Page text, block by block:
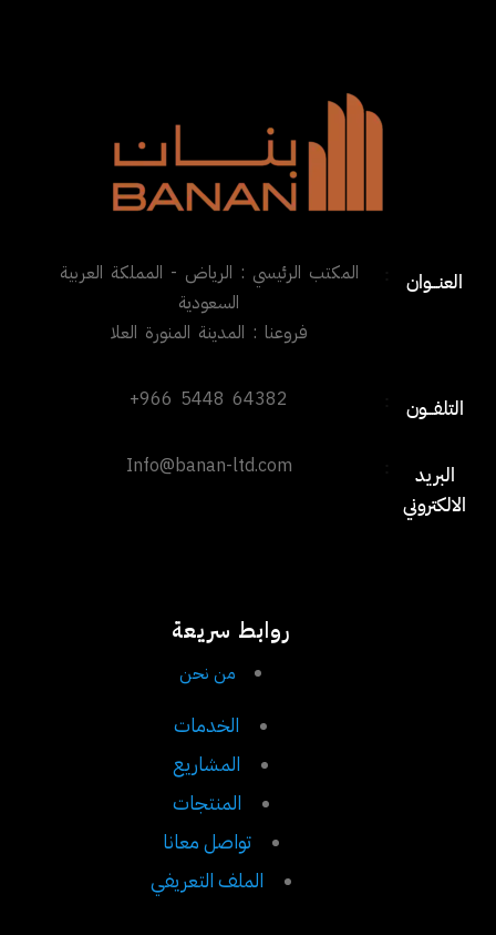
العنـــوان
المكتب الرئيسي : الرياض - المملكة العربية
السعودية
فروعنا : المدينة المنورة العلا
التلفـــون +966 5448 64382
البريد
الالكتروني
Info@banan-ltd.com
روابط سريعة
من نحن
الخدمات
المشاريع
المنتجات
تواصل معانا
الملف التعريفي